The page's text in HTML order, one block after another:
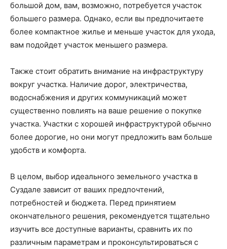
большой дом, вам, возможно, потребуется участок
большего размера. Однако, если вы предпочитаете
более компактное жилье и меньше участок для ухода,
вам подойдет участок меньшего размера.
Также стоит обратить внимание на инфраструктуру
вокруг участка. Наличие дорог, электричества,
водоснабжения и других коммуникаций может
существенно повлиять на ваше решение о покупке
участка. Участки с хорошей инфраструктурой обычно
более дорогие, но они могут предложить вам больше
удобств и комфорта.
В целом, выбор идеального земельного участка в
Суздале зависит от ваших предпочтений,
потребностей и бюджета. Перед принятием
окончательного решения, рекомендуется тщательно
изучить все доступные варианты, сравнить их по
различным параметрам и проконсультироваться с